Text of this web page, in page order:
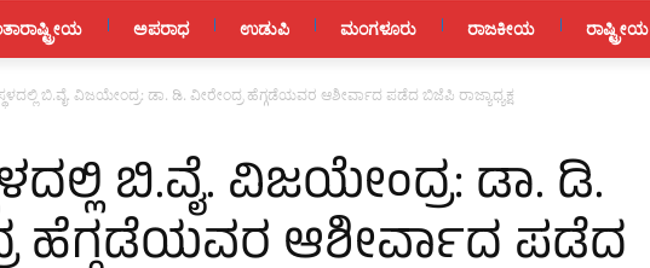
ಅಪರಾಧ ಉಡುಪಿ ಮಂಗಳೂರು ರಾಜಕೀಯ ರಾಷ್ಟ್ರೀಯ
ಬಿ.ವೈ. ವಿಜಯೇಂದ್ರ: ಡಾ. ಡಿ. ವೀರೇಂದ್ರ ಹೆಗ್ಗಡೆಯವರ ಆಶೀರ್ವಾದ ಪಡೆದ ಬಿಜೆಪಿ ರಾಜ್ಯಾಧ್ಯಕ್ಷ
ಬಿ.ವೈ. ವಿಜಯೇಂದ್ರ: ಡಾ. ಡಿ.
ಹೆಗ್ಗಡೆಯವರ ಆಶೀರ್ವಾದ ಪಡೆದ